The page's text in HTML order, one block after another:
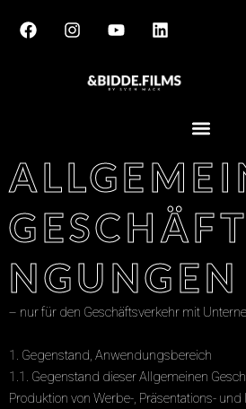
Inhalt
NGUNGEN
– nur für den Geschäftsverkehr mit
1. Gegenstand, Anwendungsbereich
1.1. Gegenstand dieser Allgemeinen
Produktion von Werbe-, Präsentations-